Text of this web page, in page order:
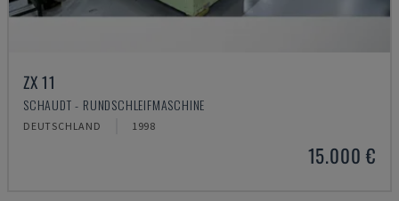
ZX 11
SCHAUDT - RUNDSCHLEIFMASCHINE
DEUTSCHLAND 1998
15.000 €